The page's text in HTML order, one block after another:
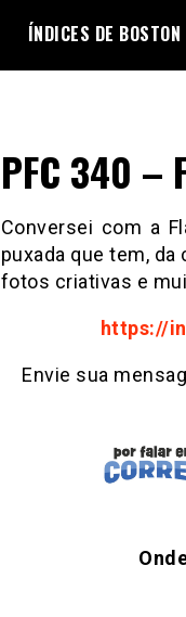
ÍNDICES DE BOSTON
PFC 340 –
Conversei com a
puxada que tem,
fotos criativas e
https://
Envie sua